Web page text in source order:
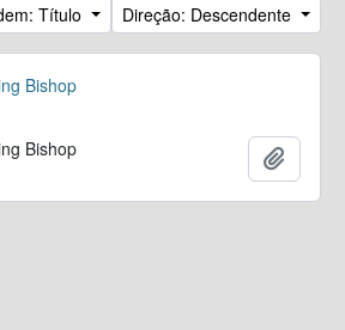
Título
Direção: Descendente
Bishop
Bishop